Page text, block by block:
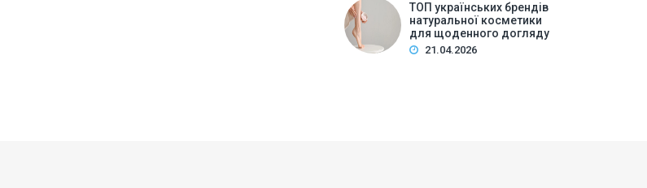
ТОП українських брендів
натуральної косметики
для щоденного догляду
21.04.2026